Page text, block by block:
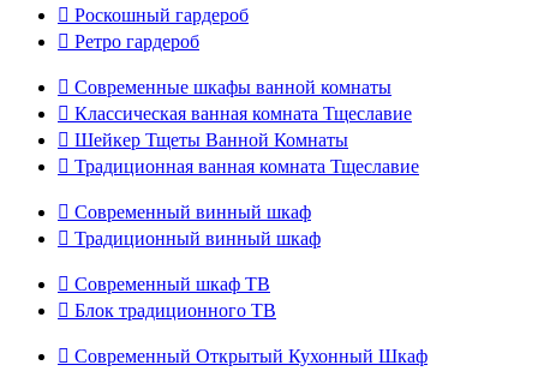
 Роскошный гардероб
 Ретро гардероб
 Современные шкафы ванной комнаты
 Классическая ванная комната Тщеславие
 Шейкер Тщеты Ванной Комнаты
 Традиционная ванная комната Тщеславие
 Современный винный шкаф
 Традиционный винный шкаф
 Современный шкаф ТВ
 Блок традиционного ТВ
 Современный Открытый Кухонный Шкаф